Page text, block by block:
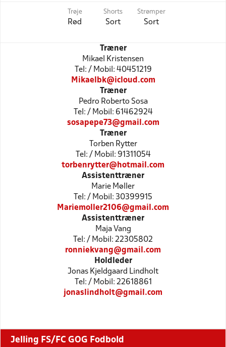
Trøje
Rød
Shorts
Sort
Strømper
Sort
Træner
Mikael Kristensen
Tel: / Mobil: 40451219
Mikaelbk@icloud.com
Træner
Pedro Roberto Sosa
Tel: / Mobil: 61462924
sosapepe73@gmail.com
Træner
Torben Rytter
Tel: / Mobil: 91311054
torbenrytter@hotmail.com
Assistenttræner
Marie Møller
Tel: / Mobil: 30399915
Mariemoller2106@gmail.com
Assistenttræner
Maja Vang
Tel: / Mobil: 22305802
ronniekvang@gmail.com
Holdleder
Jonas Kjeldgaard Lindholt
Tel: / Mobil: 22618861
jonaslindholt@gmail.com
Jelling FS/FC GOG Fodbold